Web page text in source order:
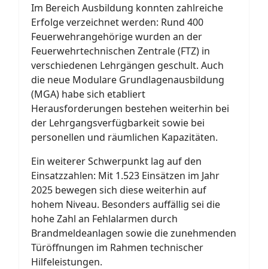
Im Bereich Ausbildung konnten zahlreiche
Erfolge verzeichnet werden: Rund 400
Feuerwehrangehörige wurden an der
Feuerwehrtechnischen Zentrale (FTZ) in
verschiedenen Lehrgängen geschult. Auch
die neue Modulare Grundlagenausbildung
(MGA) habe sich etabliert
Herausforderungen bestehen weiterhin bei
der Lehrgangsverfügbarkeit sowie bei
personellen und räumlichen Kapazitäten.
Ein weiterer Schwerpunkt lag auf den
Einsatzzahlen: Mit 1.523 Einsätzen im Jahr
2025 bewegen sich diese weiterhin auf
hohem Niveau. Besonders auffällig sei die
hohe Zahl an Fehlalarmen durch
Brandmeldeanlagen sowie die zunehmenden
Türöffnungen im Rahmen technischer
Hilfeleistungen.